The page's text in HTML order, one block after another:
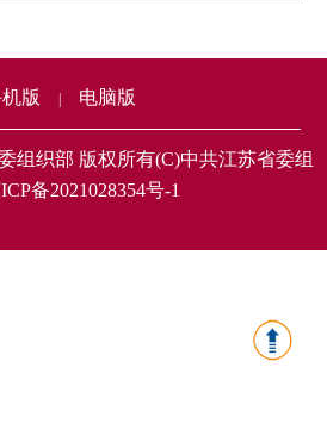
版 电脑版
组织部 版权所有(C)中共江苏省委组
备2021028354号-1